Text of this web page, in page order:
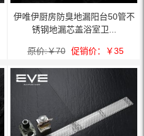
伊唯伊厨房防臭地漏阳台50管不
锈钢地漏芯盖浴室卫...
原价:￥70 促销价：￥35